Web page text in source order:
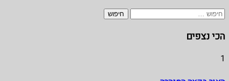
חיפוש:
הכי נצפים
1